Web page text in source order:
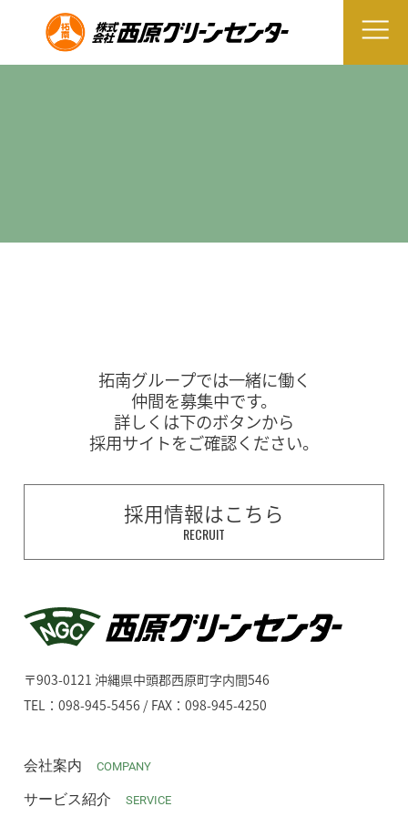
拓南グループでは一緒に働く
仲間を募集中です。
詳しくは下のボタンから
採用サイトをご確認ください。
採用情報はこちら
RECRUIT
〒903-0121 沖縄県中頭郡西原町字内間546
TEL：098-945-5456 / FAX：098-945-4250
会社案内 COMPANY
サービス紹介 SERVICE